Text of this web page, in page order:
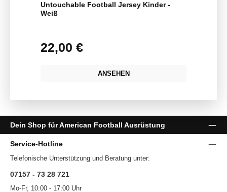
Untouchable Football Jersey Kinder -
Weiß
Regulärer Preis:
22,00 €
ANSEHEN
Dein Shop für American Football Ausrüstung
Service-Hotline
Telefonische Unterstützung und Beratung unter:
07157 - 73 28 721
Mo-Fr, 10:00 - 17:00 Uhr